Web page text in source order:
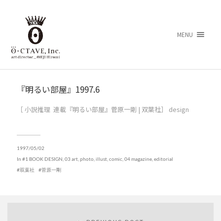
MENU
『明るい部屋』1997.6
［ 小説推理 連載『明るい部屋』菅原一剛 | 双葉社］ design
1997/05/02
In #1 BOOK DESIGN 03 art, photo, illust, comic 04 magazine, editorial
双葉社
菅原一剛